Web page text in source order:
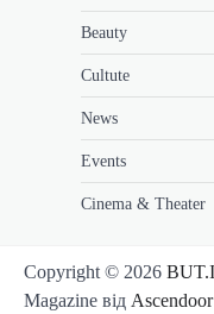
Beauty
Cultute
News
Events
Cinema & Theater
Copyright © 2026
Magazine від Ascendoor